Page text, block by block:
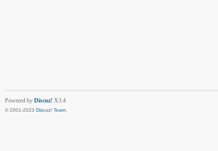
Powered by Discuz! X3.4
© 2001-2023 Discuz! Team